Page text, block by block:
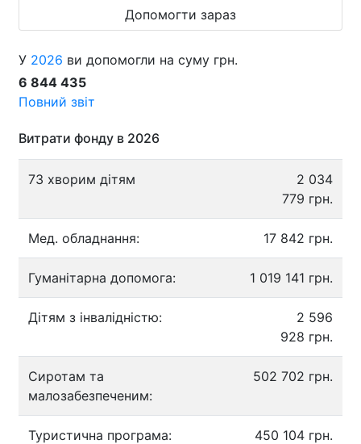
Допомогти зараз
У 2026 ви допомогли на суму грн.
6 844 435
Повний звіт
Витрати фонду в 2026
73 хворим дітям
2 034
779 грн.
Мед. обладнання: 17 842 грн.
Гуманітарна допомога: 1 019 141 грн.
Дітям з інвалідністю:
2 596
928 грн.
Сиротам та
малозабезпеченим:
502 702 грн.
Туристична програма: 450 104 грн.